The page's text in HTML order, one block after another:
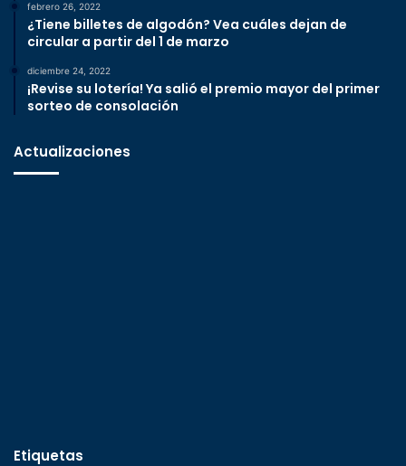
febrero 26, 2022
¿Tiene billetes de algodón? Vea cuáles dejan de
circular a partir del 1 de marzo
diciembre 24, 2022
¡Revise su lotería! Ya salió el premio mayor del primer
sorteo de consolación
Actualizaciones
Etiquetas